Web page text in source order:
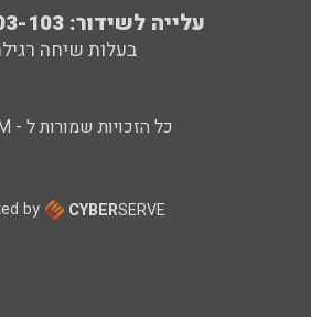
עלייה לשידור: 0552-103-103
בעלות שיחה
כל הזכויות שמורות ל - 103FM
by CYBERSERVE